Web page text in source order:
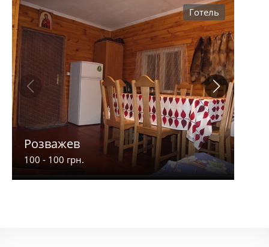
Готель
Розважев
100 - 100 грн.